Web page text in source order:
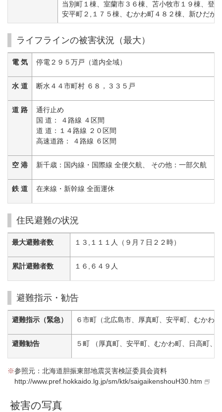
当別町１棟、室蘭市３６棟、苫小牧市１９棟、登
安平町２,１７５棟、むかわ町４８２棟、新ひだか
ライフラインの被害状況（最大）
電 気 停電２９５万戸（道内全域）
水 道 断水４４市町村 ６８，３３５戸
道 路
通行止め
国 道： ４路線 ４区間
道 道：１４路線 ２０区間
高速道路： ４路線 ６区間
空 港 新千歳：国内線・国際線 全便欠航、 その他：一部欠航
鉄 道 在来線・新幹線 全面運休
住民避難の状況
最大避難者数 １３,１１１人（９月７日２２時）
累計避難者数 １６,６４９人
避難指示・勧告
避難指示（緊急） ６市町（北広島市、厚真町、安平町、むかわ
避難勧告 ５町 （厚真町、安平町、むかわ町、日高町、
※参照元：北海道胆振東部地震災害検証委員会資料
http://www.pref.hokkaido.lg.jp/sm/ktk/saigaikenshouH30.htm
被害の写真